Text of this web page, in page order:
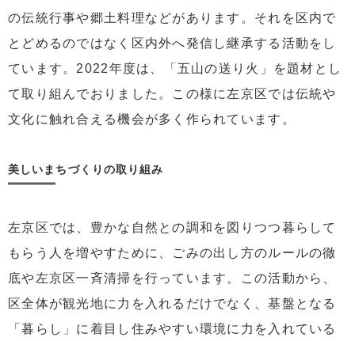
の伝統行事や郷土料理などがあります。それを区内で
とどめるのではなく区内外へ発信し継承する活動をし
ています。2022年度は、「五山の送り火」を題材とし
て取り組んでおりました。この様に左京区では伝統や
文化に触れ合える機会が多く作られています。
美しいまちづくりの取り組み
左京区では、豊かな自然との調和を図りつつ暮らして
もらう人を増やすために、ごみの出し方のルールの徹
底や左京区一斉清掃を行っています。この活動から、
区全体が観光地に力を入れるだけでなく、基盤となる
「暮らし」に着目し住みやすい環境に力を入れている